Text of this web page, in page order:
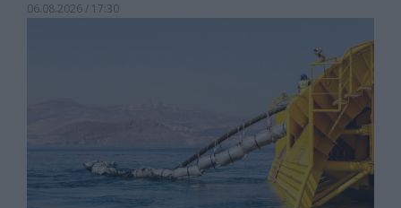
06.08.2026 / 17:30